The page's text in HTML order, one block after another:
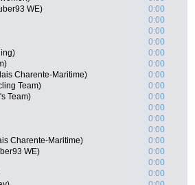
WE)
0:00
0:00
0:00
0:00
0:00
0:00
Charente-Maritime)
0:00
Team)
0:00
Team)
0:00
0:00
0:00
0:00
Charente-Maritime)
0:00
WE)
0:00
0:00
0:00